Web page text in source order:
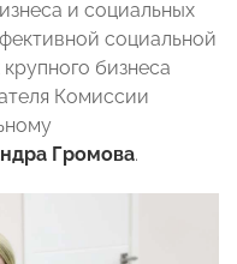
и социальных
социальной
бизнеса
Комиссии
Громова.